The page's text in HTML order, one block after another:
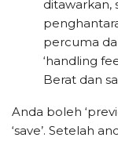
ditawarkan,
percuma
‘handling
Berat dan
Anda boleh
‘save’. Setelah